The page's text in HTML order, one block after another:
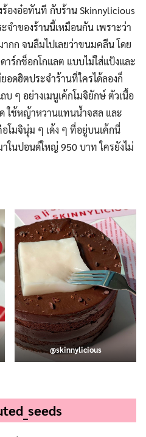
องอ๋อทันที กับร้าน Skinnylicious
จำของร้านนี้เหมือนกัน เพราะว่า
กก จนลืมไปเลยว่าขนมคลีน โดย
ร์กช็อกโกแลต แบบไม่ใส่แป้งและ
อดฮิตประจำร้านที่ใครได้ลองก็
ๆ อย่างเมนูเค้กโมจิยักษ์ ตัวเนื้อ
ใช้หญ้าหวานแทนน้ำจสล และ
โมจินุ่ม ๆ เด้ง ๆ ที่อยู่บนเค้กนี่
ในปอนด์ใหญ่ 950 บาท ใครยังไม่
@skinnylicious